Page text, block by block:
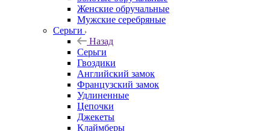
Женские обручальные
Мужские серебряные
Серьги
Назад
Серьги
Гвоздики
Английский замок
Французский замок
Удлиненные
Цепочки
Джекеты
Клаймберы